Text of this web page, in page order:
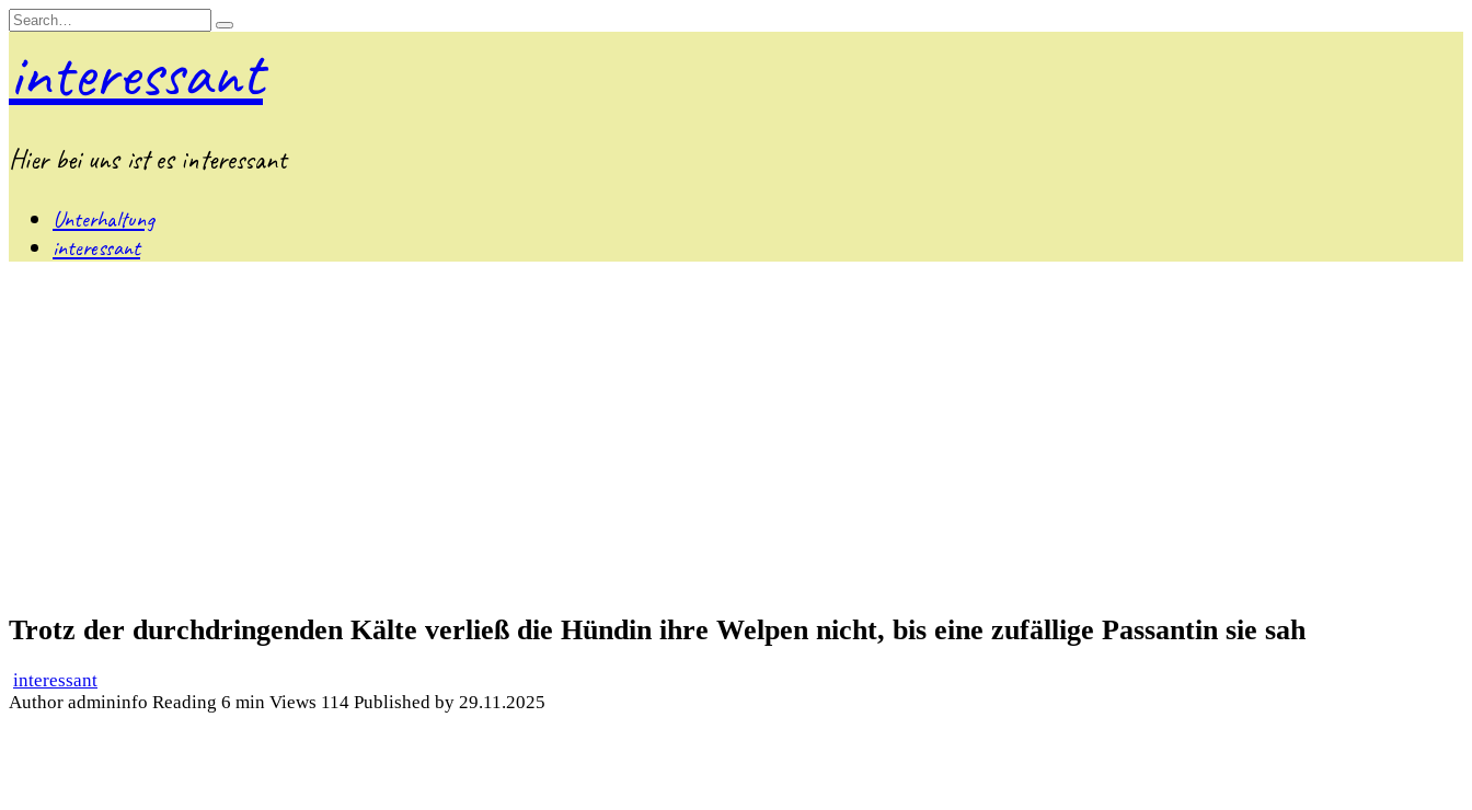
Skip
content
Search
interessant
Hier bei uns ist es interessant
Unterhaltung
interessant
Trotz der durchdringenden Kälte verließ die Hündin ihre Welpen nicht, bis eine zufällige Passantin sie sah
interessant
Author admininfo Reading 6 min Views 114 Published by 29.11.2025